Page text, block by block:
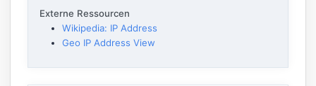
Externe Ressourcen
Wikipedia: IP Address
Geo IP Address View